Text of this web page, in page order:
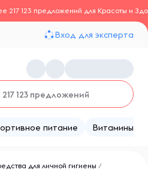
217 123 предложений для Красоты и
Вход для эксперта
питание Витамины
для личной гигиены /